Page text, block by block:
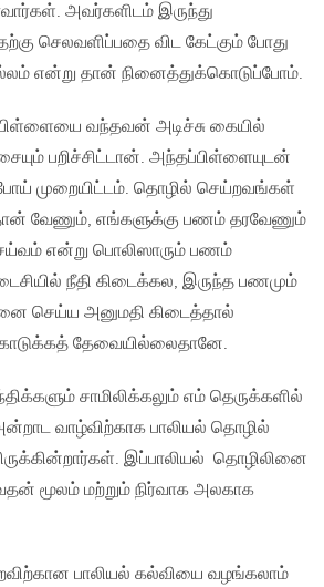
அவர்களிடம் இருந்து
செலவளிப்பதை விட கேட்கும் போது
என்று தான் நினைத்துக்கொடுப்போம்.
வந்தவன் அடிச்சு கையில்
பறிச்சிட்டான். அந்தப்பிள்ளையுடன்
முறையிட்டம். தொழில் செய்றவங்கள்
வேணும், எங்களுக்கு பணம் தரவேணும்
என்று பொலிஸாரும் பணம்
நீதி கிடைக்கல, இருந்த பணமும்
செய்ய அனுமதி கிடைத்தால்
தேவையில்லைதானே.
சாமிலிக்கலும் எம் தெருக்களில்
வாழ்விற்காக பாலியல் தொழில்
இப்பாலியல் தொழிலினை
மூலம் மற்றும் நிர்வாக அலகாக
பாலியல் கல்வியை வழங்கலாம்